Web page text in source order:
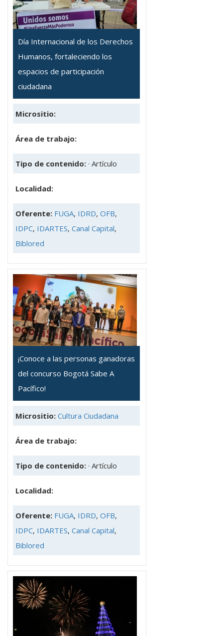
Día Internacional de los Derechos
Humanos, fortaleciendo los
espacios de participación
ciudadana
Micrositio:
Área de trabajo:
Tipo de contenido: · Artículo
Localidad:
Oferente: FUGA, IDRD, OFB,
IDPC, IDARTES, Canal Capital,
Biblored
¡Conoce a las personas ganadoras
del concurso Bogotá Sabe A
Pacífico!
Micrositio: Cultura Ciudadana
Área de trabajo:
Tipo de contenido: · Artículo
Localidad:
Oferente: FUGA, IDRD, OFB,
IDPC, IDARTES, Canal Capital,
Biblored